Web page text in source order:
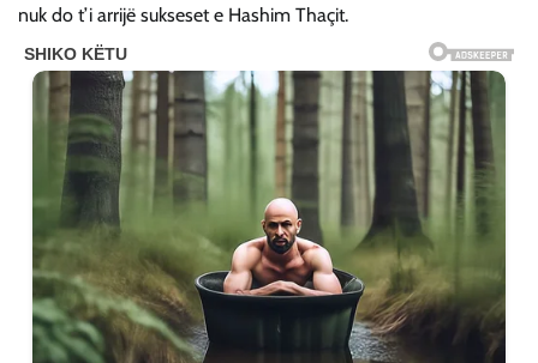
nuk do t’i arrijë sukseset e Hashim Thaçit.